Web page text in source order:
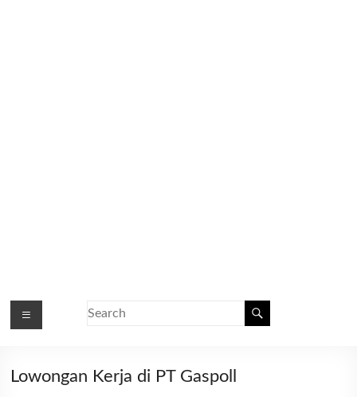
Lowongan Kerja di PT Gaspoll